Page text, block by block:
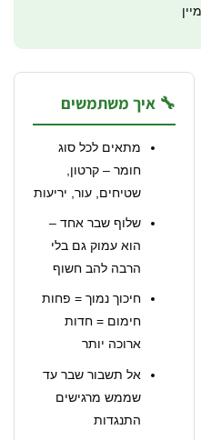
🔧 איך משתמשים
מתאים לכל סוג
חומר – קרטון,
שטיחים, עור, יריעות
שלוף שבר אחד –
הוא עמוק גם בלי
הרבה להב חשוף
חיכוך נמוך = פחות
חימום = חדות
ארוכה יותר
אל תשבור שבר עד
שממש מרגישים
התנגדות